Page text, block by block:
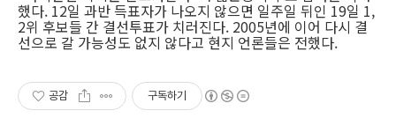
했다. 12일 과반 득표자가 나오지 않으면 일주일 뒤인 19일 1,
2위 후보들 간 결선투표가 치러진다. 2005년에 이어 다시 결
선으로 갈 가능성도 없지 않다고 현지 언론들은 전했다.
공감 구독하기